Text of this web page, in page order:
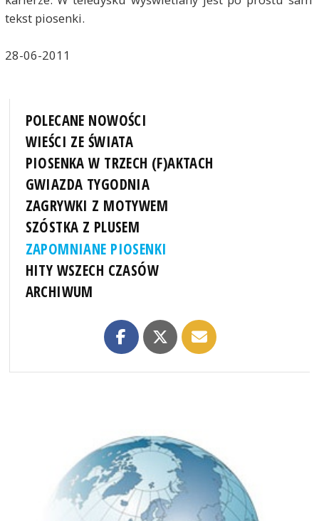
tekst piosenki.
28-06-2011
POLECANE NOWOŚCI
WIEŚCI ZE ŚWIATA
PIOSENKA W TRZECH (F)AKTACH
GWIAZDA TYGODNIA
ZAGRYWKI Z MOTYWEM
SZÓSTKA Z PLUSEM
ZAPOMNIANE PIOSENKI
HITY WSZECH CZASÓW
ARCHIWUM